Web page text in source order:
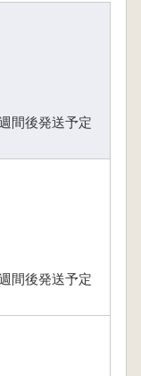
間後発送予定
間後発送予定